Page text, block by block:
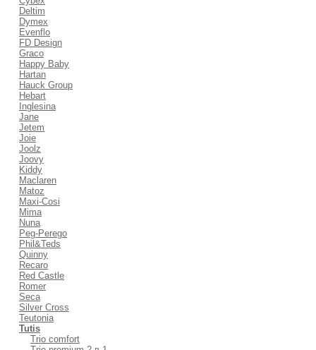
Deltim
Dymex
Evenflo
FD Design
Graco
Happy Baby
Hartan
Hauck Group
Hebart
Inglesina
Jane
Jetem
Joie
Joolz
Joovy
Kiddy
Maclaren
Matoz
Maxi-Cosi
Mima
Nuna
Peg-Perego
Phil&Teds
Quinny
Recaro
Red Castle
Romer
Seca
Silver Cross
Teutonia
Tutis
Trio comfort